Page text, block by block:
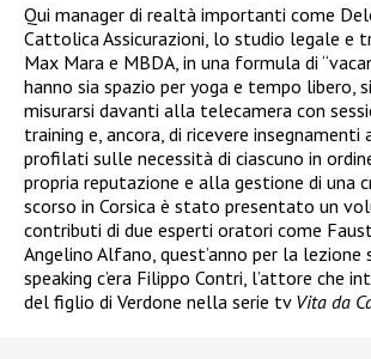
Qui manager di realtà importanti come
Cattolica Assicurazioni, lo studio legale e
Max Mara e MBDA, in una formula di
hanno sia spazio per yoga e tempo libero,
misurarsi davanti alla telecamera con
training e, ancora, di ricevere
profilati sulle necessità di ciascuno in
propria reputazione e alla gestione di una
scorso in Corsica è stato presentato un
contributi di due esperti oratori come
Angelino Alfano, quest’anno per la lezione
speaking c’era Filippo Contri, l’attore che
del figlio di Verdone nella serie tv Vita da